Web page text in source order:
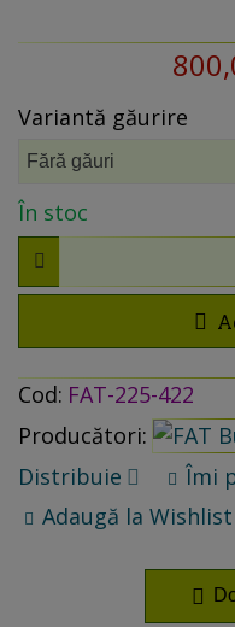
Variantă găurire
În stoc
Cod: FAT-225-422
Producători:
Distribuie
Îmi
Adaugă la Wishlist